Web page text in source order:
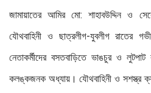
জামায়াতের আমির মো: শাহাবউদ্দিন ও
যৌথবাহিনী ও ছাত্রলীগ-যুবলীগ রাতের
নেতাকর্মীদের বসতবাড়িতে ভাঙচুর ও
কলঙ্কজনক অধ্যায়। যৌথবাহিনী ও সশস্ত্র